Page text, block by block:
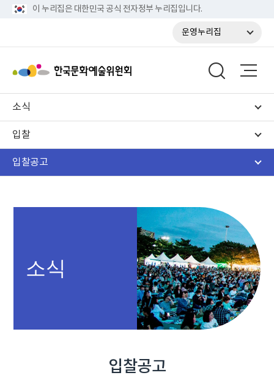
이 누리집은 대한민국 공식 전자정부 누리집입니다.
운영누리집
소식
입찰
입찰공고
소식
입찰공고